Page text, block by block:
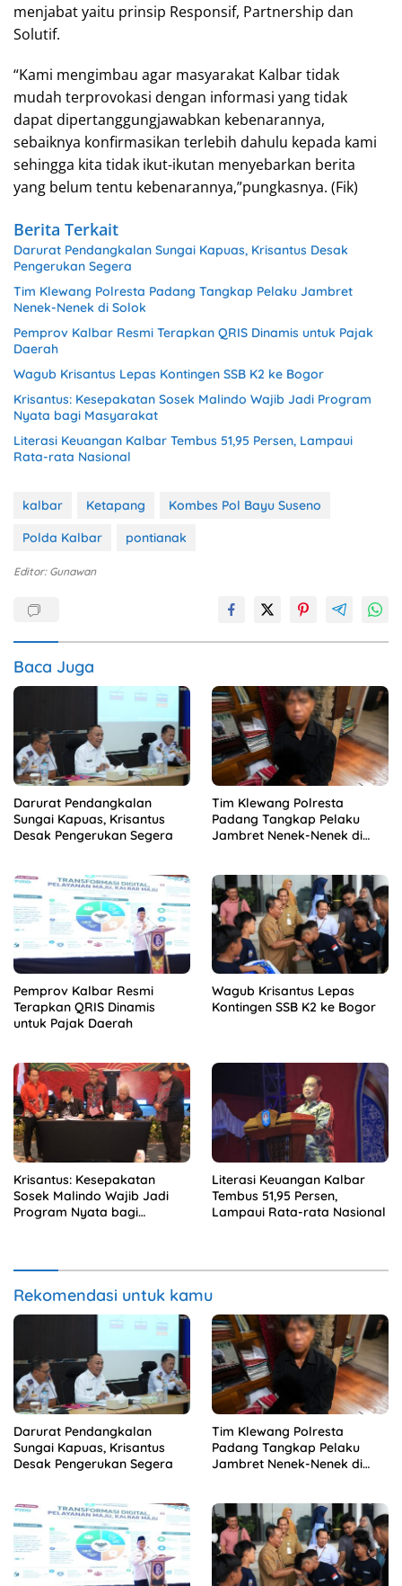
menjabat yaitu prinsip Responsif, Partnership dan
Solutif.
“Kami mengimbau agar masyarakat Kalbar tidak
mudah terprovokasi dengan informasi yang tidak
dapat dipertanggungjawabkan kebenarannya,
sebaiknya konfirmasikan terlebih dahulu kepada kami
sehingga kita tidak ikut-ikutan menyebarkan berita
yang belum tentu kebenarannya,”pungkasnya. (Fik)
Berita Terkait
Darurat Pendangkalan Sungai Kapuas, Krisantus Desak
Pengerukan Segera
Tim Klewang Polresta Padang Tangkap Pelaku Jambret
Nenek-Nenek di Solok
Pemprov Kalbar Resmi Terapkan QRIS Dinamis untuk Pajak
Daerah
Wagub Krisantus Lepas Kontingen SSB K2 ke Bogor
Krisantus: Kesepakatan Sosek Malindo Wajib Jadi Program
Nyata bagi Masyarakat
Literasi Keuangan Kalbar Tembus 51,95 Persen, Lampaui
Rata-rata Nasional
kalbar Ketapang
Kombes Pol Bayu Suseno
Polda Kalbar
pontianak
Editor: Gunawan
Baca Juga
Darurat Pendangkalan
Sungai Kapuas, Krisantus
Desak Pengerukan Segera
Tim Klewang Polresta
Padang Tangkap Pelaku
Jambret Nenek-Nenek di
Pemprov Kalbar Resmi
Terapkan QRIS Dinamis
untuk Pajak Daerah
Wagub Krisantus Lepas
Kontingen SSB K2 ke Bogor
Krisantus: Kesepakatan
Sosek Malindo Wajib Jadi
Program Nyata bagi
Literasi Keuangan Kalbar
Tembus 51,95 Persen,
Lampaui Rata-rata Nasional
Rekomendasi untuk kamu
Darurat Pendangkalan
Sungai Kapuas, Krisantus
Desak Pengerukan Segera
Tim Klewang Polresta
Padang Tangkap Pelaku
Jambret Nenek-Nenek di